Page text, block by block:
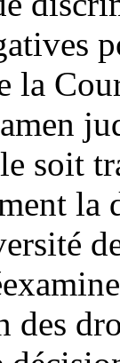
la
soit
des